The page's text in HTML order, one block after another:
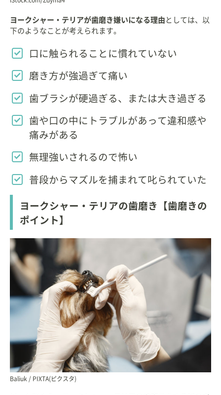
ヨークシャー・テリアが歯磨き嫌いになる理由 としては、以
下のようなことが考えられます。
口に触られることに慣れていない
磨き方が強過ぎて痛い
歯ブラシが硬過ぎる、または大き過ぎる
歯や口の中にトラブルがあって違和感や
痛みがある
無理強いされるので怖い
普段からマズルを捕まれて叱られていた
ヨークシャー・テリアの歯磨き【歯磨きの
ポイント】
Baliuk / PIXTA(ピクスタ)